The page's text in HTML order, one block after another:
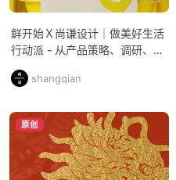
鲜开始Ｘ尚谦设计｜做美好生活
行动派 - 从产品策略、调研、研
牌全案CAS
shangqian
原创